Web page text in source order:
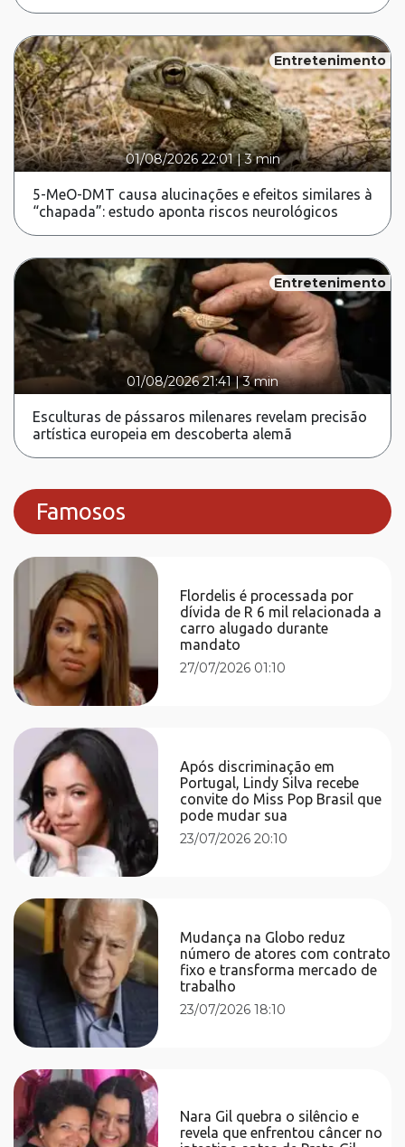
Entretenimento
01/08/2026 22:01|3 min
5-MeO-DMT causa alucinações e efeitos similares à
“chapada”: estudo aponta riscos neurológicos
Entretenimento
01/08/2026 21:41 |3 min
Esculturas de pássaros milenares revelam precisão
artística europeia em descoberta alemã
Famosos
Flordelis é processada por
dívida de R 6 mil relacionada a
carro alugado durante
mandato
27/07/2026 01:10
Após discriminação em
Portugal, Lindy Silva recebe
convite do Miss Pop Brasil que
pode mudar sua
23/07/2026 20:10
Mudança na Globo reduz
número de atores com contrato
fixo e transforma mercado de
trabalho
23/07/2026 18:10
Nara Gil quebra o silêncio e
revela que enfrentou câncer no